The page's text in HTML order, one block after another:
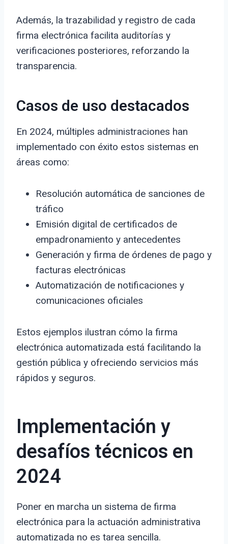
Además, la trazabilidad y registro de cada
firma electrónica facilita auditorías y
verificaciones posteriores, reforzando la
transparencia.
Casos de uso destacados
En 2024, múltiples administraciones han
implementado con éxito estos sistemas en
áreas como:
Resolución automática de sanciones de
tráfico
Emisión digital de certificados de
empadronamiento y antecedentes
Generación y firma de órdenes de pago y
facturas electrónicas
Automatización de notificaciones y
comunicaciones oficiales
Estos ejemplos ilustran cómo la firma
electrónica automatizada está facilitando la
gestión pública y ofreciendo servicios más
rápidos y seguros.
Implementación y
desafíos técnicos en
2024
Poner en marcha un sistema de firma
electrónica para la actuación administrativa
automatizada no es tarea sencilla.